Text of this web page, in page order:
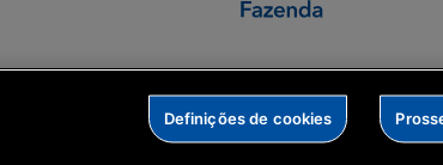
Definições de cookies